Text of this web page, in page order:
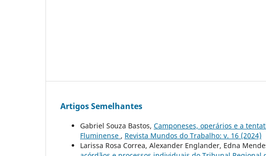
Artigos Semelhantes
Gabriel Souza Bastos, Camponeses, operários e a
Fluminense , Revista Mundos do Trabalho: v. 16 (2024)
Larissa Rosa Correa, Alexander Englander, Edna